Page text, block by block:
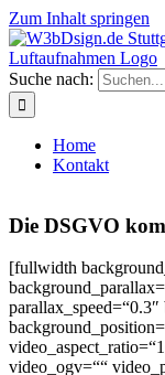
Zum Inhalt springen
Suche nach:
Home
Kontakt
Die DSGVO
[fullwidth
video_ogv=““